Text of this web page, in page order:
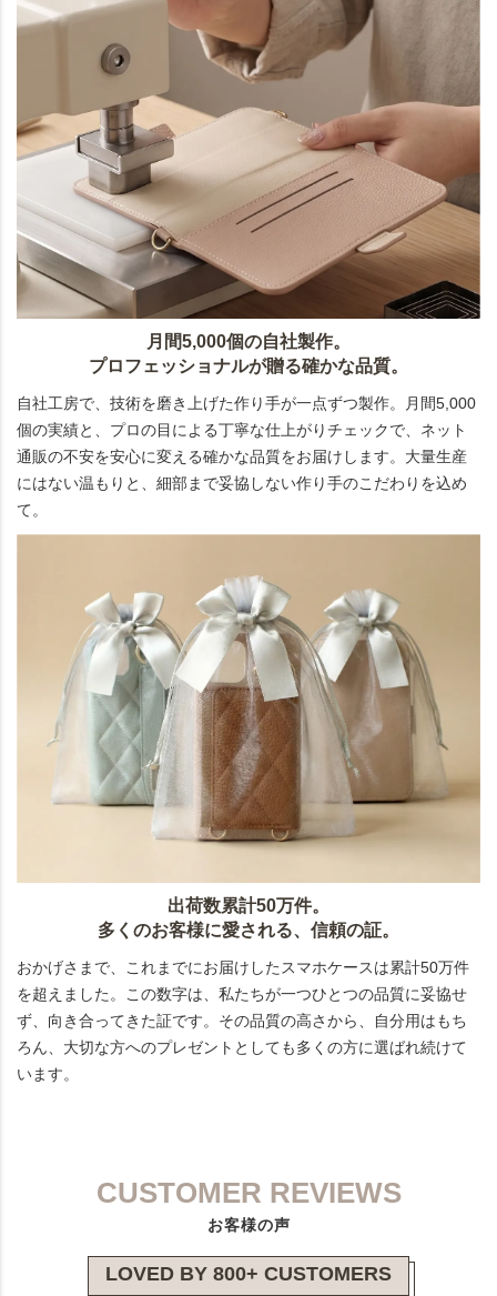
月間5,000個の自社製作。
プロフェッショナルが贈る確かな品質。
自社工房で、技術を磨き上げた作り手が一点ずつ製作。月間5,000
個の実績と、プロの目による丁寧な仕上がりチェックで、ネット
通販の不安を安心に変える確かな品質をお届けします。大量生産
にはない温もりと、細部まで妥協しない作り手のこだわりを込め
て。
出荷数累計50万件。
多くのお客様に愛される、信頼の証。
おかげさまで、これまでにお届けしたスマホケースは累計50万件
を超えました。この数字は、私たちが一つひとつの品質に妥協せ
ず、向き合ってきた証です。その品質の高さから、自分用はもち
ろん、大切な方へのプレゼントとしても多くの方に選ばれ続けて
います。
CUSTOMER REVIEWS
お客様の声
LOVED BY 800+ CUSTOMERS